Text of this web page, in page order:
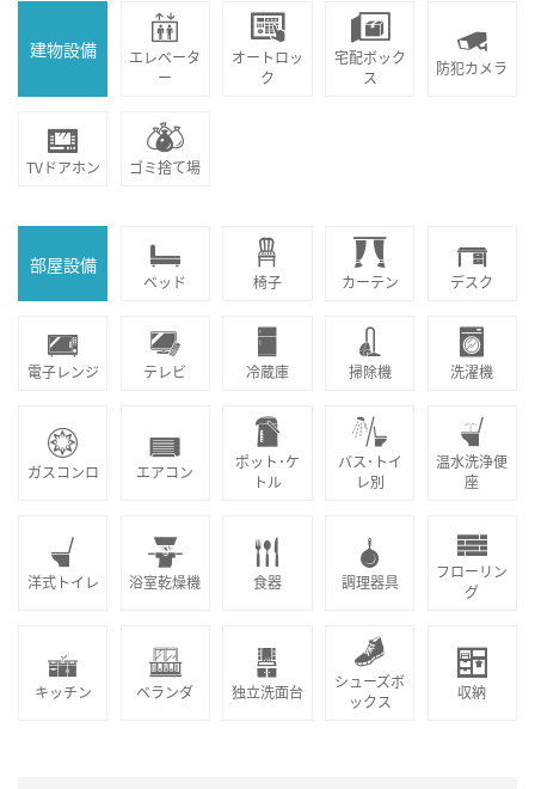
建物設備
エレベータ
ー
オートロッ
ク
宅配ボック
ス
防犯カメラ
TVドアホン ゴミ捨て場
部屋設備
ベッド 椅子 カーテン デスク
電子レンジ テレビ 冷蔵庫 掃除機 洗濯機
ガスコンロ エアコン
ポット･ケ
トル
バス･トイ
レ別
温水洗浄便
座
洋式トイレ 浴室乾燥機 食器 調理器具
フローリン
グ
キッチン ベランダ 独立洗面台
シューズボ
ックス
収納